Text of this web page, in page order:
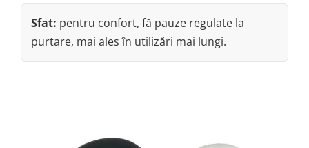
Sfat: pentru confort, fă pauze regulate la
purtare, mai ales în utilizări mai lungi.